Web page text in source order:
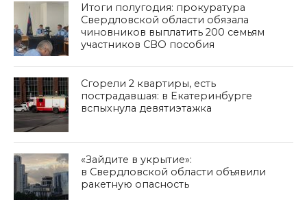
Итоги полугодия: прокуратура
Свердловской области обязала
чиновников выплатить 200 семьям
участников СВО пособия
Сгорели 2 квартиры, есть
пострадавшая: в Екатеринбурге
вспыхнула девятиэтажка
«Зайдите в укрытие»:
в Свердловской области объявили
ракетную опасность